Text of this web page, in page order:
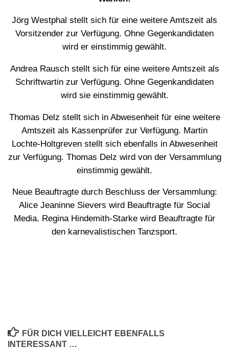
Jörg Westphal stellt sich für eine weitere Amtszeit als
Vorsitzender zur Verfügung. Ohne Gegenkandidaten
wird er einstimmig gewählt.
Andrea Rausch stellt sich für eine weitere Amtszeit als
Schriftwartin zur Verfügung. Ohne Gegenkandidaten
wird sie einstimmig gewählt.
Thomas Delz stellt sich in Abwesenheit für eine weitere
Amtszeit als Kassenprüfer zur Verfügung. Martin
Lochte-Holtgreven stellt sich ebenfalls in Abwesenheit
zur Verfügung. Thomas Delz wird von der Versammlung
einstimmig gewählt.
Neue Beauftragte durch Beschluss der Versammlung:
Alice Jeaninne Sievers wird Beauftragte für Social
Media. Regina Hindemith-Starke wird Beauftragte für
den karnevalistischen Tanzsport.
FÜR DICH VIELLEICHT EBENFALLS
INTERESSANT …